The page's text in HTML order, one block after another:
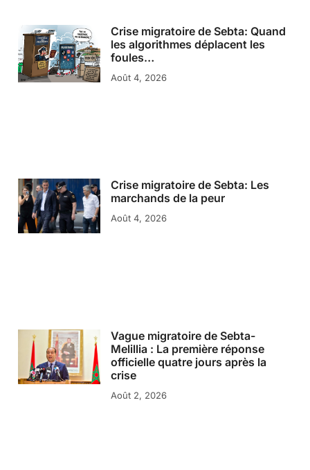
Crise migratoire de Sebta: Quand
les algorithmes déplacent les
foules…
Août 4, 2026
Crise migratoire de Sebta: Les
marchands de la peur
Août 4, 2026
Vague migratoire de Sebta-
Melillia : La première réponse
officielle quatre jours après la
crise
Août 2, 2026